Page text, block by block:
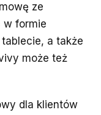
ze
w formie
a także
może też
dla klientów